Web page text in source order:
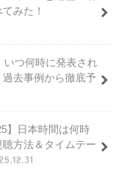
みた！
いつ何時に発表され
去事例から徹底予
】日本時間は何時
方法＆タイムテー